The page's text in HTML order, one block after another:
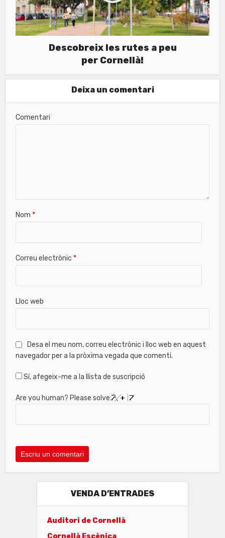
Descobreix les rutes a peu
per Cornellà!
Deixa un comentari
Comentari
Nom*
Correu electrònic*
Lloc web
Desa el meu nom, correu electrònic i lloc web en aquest
navegador per a la pròxima vegada que comenti.
Sí, afegeix-me a la llista de suscripció
Are you human? Please solve:
VENDA D’ENTRADES
Auditori de Cornellà